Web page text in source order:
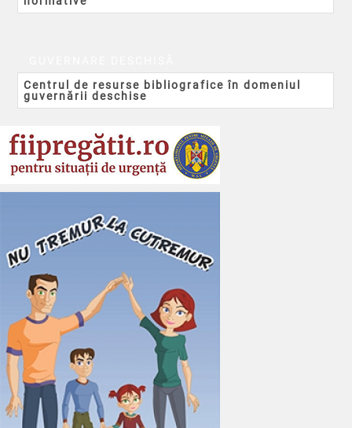
Centrul de resurse bibliografice în domeniul
guvernării deschise